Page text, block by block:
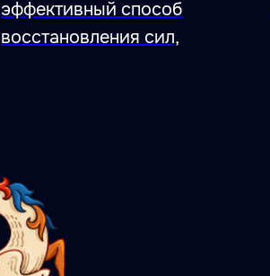
эффективный способ
восстановления сил,